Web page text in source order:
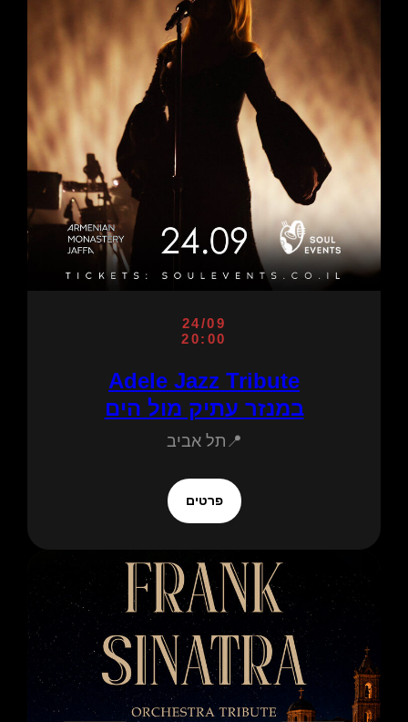
24/09
20:00
Adele Jazz Tribute
במנזר עתיק מול הים
📍תל אביב
פרטים